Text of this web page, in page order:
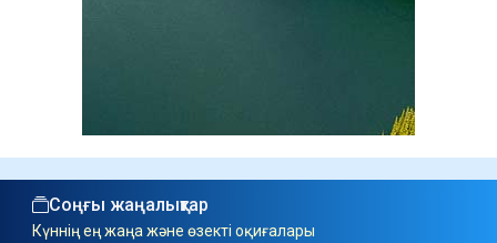
Соңғы жаңалықтар
Күннің ең жаңа және өзекті оқиғалары